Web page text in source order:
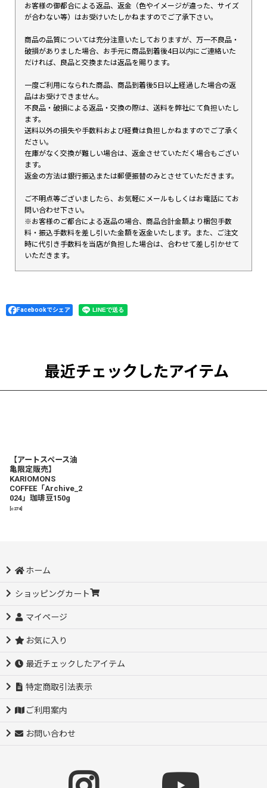
お客様の御都合による返品、返金（色やイメージが違った、サイズ
が合わない等）はお受けいたしかねますのでご了承下さい。
商品の品質については充分注意いたしておりますが、万一不良品・
破損がありました場合、お手元に商品到着後4日以内にご連絡いた
だければ、良品と交換または返品を賜ります。
一度ご利用になられた商品、商品到着後5日以上経過した場合の返
品はお受けできません。
不良品・破損による返品・交換の際は、送料を弊社にて負担いたし
ます。
送料以外の損失や手数料および経費は負担しかねますのでご了承く
ださい。
在庫がなく交換が難しい場合は、返金させていただく場合もござい
ます。
返金の方法は銀行振込または郵便振替のみとさせていただきます。
ご不明点等ございましたら、お気軽にメールもしくはお電話にてお
問い合わせ下さい。
※お客様のご都合による返品の場合、商品合計金額より梱包手数
料・振込手数料を差し引いた金額を返金いたします。また、ご注文
時に代引き手数料を当店が負担した場合は、合わせて差し引かせて
いただきます。
Facebookでシェア
最近チェックしたアイテム
【アートスペース油
亀限定販売】
KARIOMONS
COFFEE「Archive_2
024」珈琲豆150g
c274]
ホーム
ショッピングカート
マイページ
お気に入り
最近チェックしたアイテム
特定商取引法表示
ご利用案内
お問い合わせ